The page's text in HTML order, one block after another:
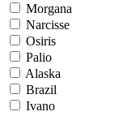
Morgana
Narcisse
Osiris
Palio
Alaska
Brazil
Ivano